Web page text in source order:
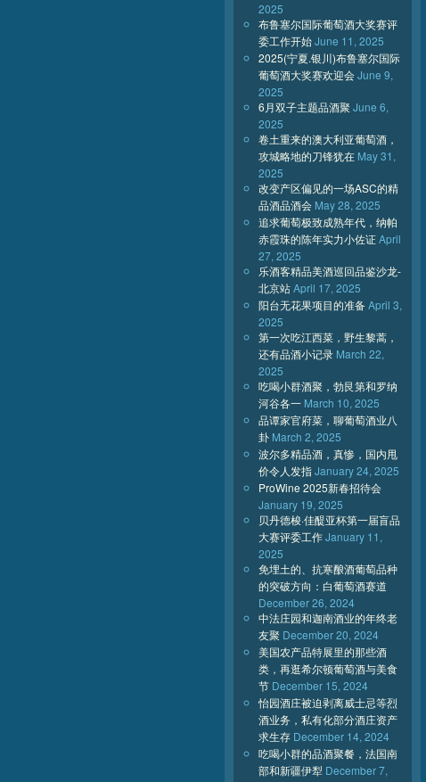
2025
布鲁塞尔国际葡萄酒大奖赛评
委工作开始June 11, 2025
2025(宁夏.银川)布鲁塞尔国际
葡萄酒大奖赛欢迎会June 9,
2025
6月双子主题品酒聚 June 6,
2025
卷土重来的澳大利亚葡萄酒，
攻城略地的刀锋犹在 May 31,
2025
改变产区偏见的一场ASC的精
品酒品酒会 May 28, 2025
追求葡萄极致成熟年代，纳帕
赤霞珠的陈年实力小佐证April
27, 2025
乐酒客精品美酒巡回品鉴沙龙-
北京站April 17, 2025
阳台无花果项目的准备April 3,
2025
第一次吃江西菜，野生黎蒿，
还有品酒小记录 March 22,
2025
吃喝小群酒聚，勃艮第和罗纳
河谷各一 March 10, 2025
品谭家官府菜，聊葡萄酒业八
卦 March 2, 2025
波尔多精品酒，真惨，国内甩
价令人发指January 24, 2025
ProWine 2025新春招待会
January 19, 2025
贝丹德梭·佳醍亚杯第一届盲品
大赛评委工作January 11,
2025
免埋土的、抗寒酿酒葡萄品种
的突破方向：白葡萄酒赛道
December 26, 2024
中法庄园和迦南酒业的年终老
友聚 December 20, 2024
美国农产品特展里的那些酒
类，再逛希尔顿葡萄酒与美食
节 December 15, 2024
怡园酒庄被迫剥离威士忌等烈
酒业务，私有化部分酒庄资产
求生存 December 14, 2024
吃喝小群的品酒聚餐，法国南
部和新疆伊犁 December 7,